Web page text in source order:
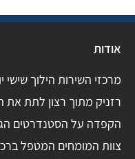
אודות
רזניק מתוך רצון לתת את
הקפדה על הסטנדרטים
צוות המומחים המטפל